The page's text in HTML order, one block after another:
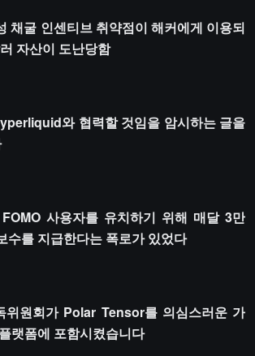
채굴 인센티브 취약점이 해커에게 이용되
자산이 도난당함
와 협력할 것임을 암시하는 글을
사용자를 유치하기 위해 매달 3만
수를 지급한다는 폭로가 있었다
위원회가 Polar Tensor를 의심스러운 가
랫폼에 포함시켰습니다